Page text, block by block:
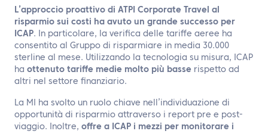
L’approccio proattivo di ATPI Corporate Travel al
risparmio sui costi ha avuto un grande successo per
ICAP. In particolare, la verifica delle tariffe aeree ha
consentito al Gruppo di risparmiare in media 30.000
sterline al mese. Utilizzando la tecnologia su misura, ICAP
ha ottenuto tariffe medie molto più basse rispetto ad
altri nel settore finanziario.
La MI ha svolto un ruolo chiave nell’individuazione di
opportunità di risparmio attraverso i report pre e post-
viaggio. Inoltre, offre a ICAP i mezzi per monitorare i